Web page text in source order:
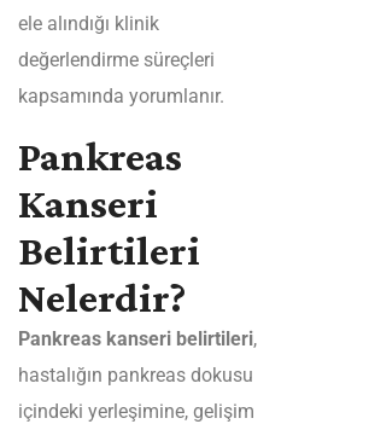
ele alındığı klinik
değerlendirme süreçleri
kapsamında yorumlanır.
Pankreas
Kanseri
Belirtileri
Nelerdir?
Pankreas kanseri belirtileri,
hastalığın pankreas dokusu
içindeki yerleşimine, gelişim